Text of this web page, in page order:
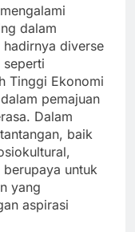
dalam
hadirnya diverse
Tinggi Ekonomi
pemajuan
Dalam
baik
untuk
yang
aspirasi